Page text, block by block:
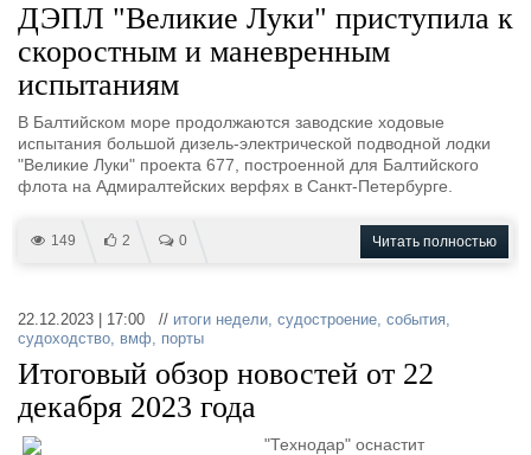
ДЭПЛ "Великие Луки" приступила к
скоростным и маневренным
испытаниям
В Балтийском море продолжаются заводские ходовые
испытания большой дизель-электрической подводной лодки
"Великие Луки" проекта 677, построенной для Балтийского
флота на Адмиралтейских верфях в Санкт-Петербурге.
149 2 0 Читать полностью
22.12.2023 | 17:00 // итоги недели, судостроение, события,
судоходство, вмф, порты
Итоговый обзор новостей от 22
декабря 2023 года
"Технодар" оснастит